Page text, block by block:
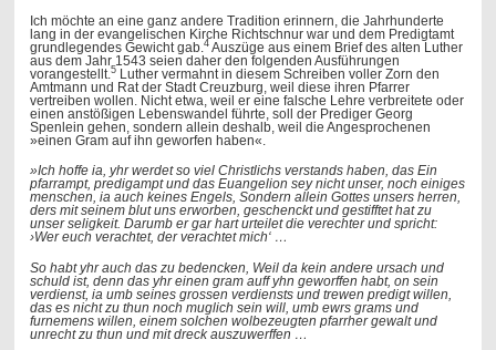
Ich möchte an eine ganz andere Tradition erinnern, die Jahrhunderte
lang in der evangelischen Kirche Richtschnur war und dem Predigtamt
grundlegendes Gewicht gab.4Auszüge aus einem Brief des alten Luther
aus dem Jahr 1543 seien daher den folgenden Ausführungen
vorangestellt.5Luther vermahnt in diesem Schreiben voller Zorn den
Amtmann und Rat der Stadt Creuzburg, weil diese ihren Pfarrer
vertreiben wollen. Nicht etwa, weil er eine falsche Lehre verbreitete oder
einen anstößigen Lebenswandel führte, soll der Prediger Georg
Spenlein gehen, sondern allein deshalb, weil die Angesprochenen
»einen Gram auf ihn geworfen haben«.
»Ich hoffe ia, yhr werdet so viel Christlichs verstands haben, das Ein
pfarrampt, predigampt und das Euangelion sey nicht unser, noch einiges
menschen, ia auch keines Engels, Sondern allein Gottes unsers herren,
ders mit seinem blut uns erworben, geschenckt und gestifftet hat zu
unser seligkeit. Darumb er gar hart urteilet die verechter und spricht:
›Wer euch verachtet, der verachtet mich‘ …
So habt yhr auch das zu bedencken, Weil da kein andere ursach und
schuld ist, denn das yhr einen gram auff yhn geworffen habt, on sein
verdienst, ia umb seines grossen verdiensts und trewen predigt willen,
das es nicht zu thun noch muglich sein will, umb ewrs grams und
furnemens willen, einem solchen wolbezeugten pfarrher gewalt und
unrecht zu thun und mit dreck auszuwerffen …